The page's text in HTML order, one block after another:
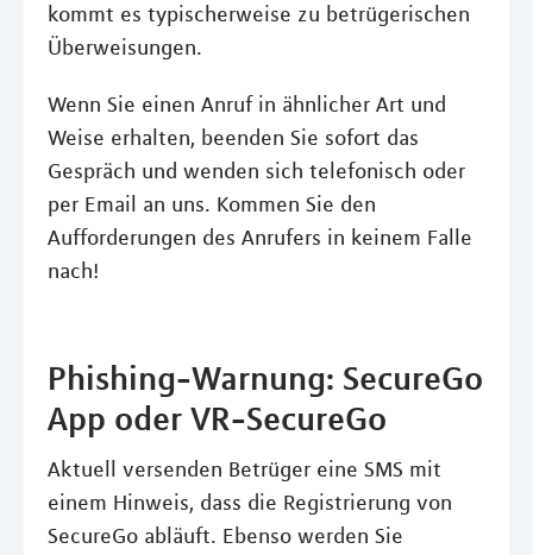
kommt es typischerweise zu betrügerischen
Überweisungen.
Wenn Sie einen Anruf in ähnlicher Art und
Weise erhalten, beenden Sie sofort das
Gespräch und wenden sich telefonisch oder
per Email an uns. Kommen Sie den
Aufforderungen des Anrufers in keinem Falle
nach!
Phishing-Warnung: SecureGo
App oder VR-SecureGo
Aktuell versenden Betrüger eine SMS mit
einem Hinweis, dass die Registrierung von
SecureGo abläuft. Ebenso werden Sie